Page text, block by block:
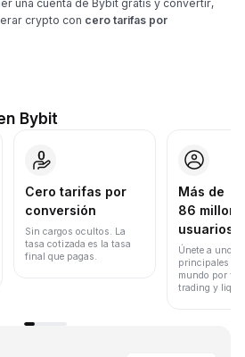
una cuenta de Bybit gratis y convertir,
crypto con cero tarifas por
Bybit
Cero tarifas por
conversión
Sin cargos ocultos. La
tasa cotizada es la tasa
final que pagas.
Más de
86
usuarios
Únete a uno
principales
mundo por
trading y